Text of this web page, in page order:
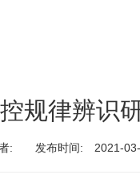
规律辨识
: 发布时间: 2021-